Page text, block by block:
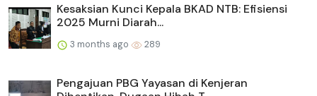
Kesaksian Kunci Kepala BKAD NTB: Efisiensi
2025 Murni Diarah...
3 months ago 289
Pengajuan PBG Yayasan di Kenjeran